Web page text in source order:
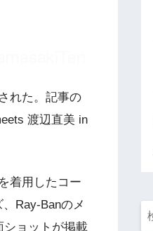
れた。記事の
渡辺直美 in
着用したコー
Ray-Banのメ
ショットが掲載